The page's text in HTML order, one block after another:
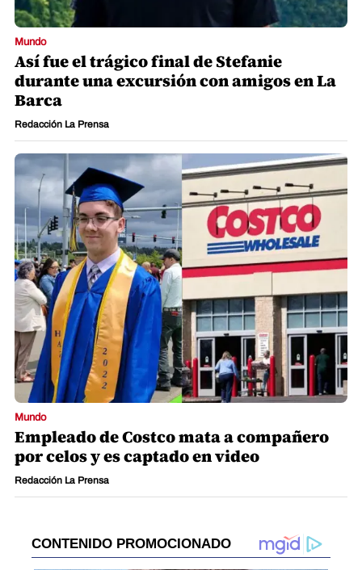
Mundo
Así fue el trágico final de Stefanie
durante una excursión con amigos en La
Barca
Redacción La Prensa
Mundo
Empleado de Costco mata a compañero
por celos y es captado en video
Redacción La Prensa